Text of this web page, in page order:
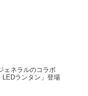
ェネラルのコラボ
LEDランタン」登場